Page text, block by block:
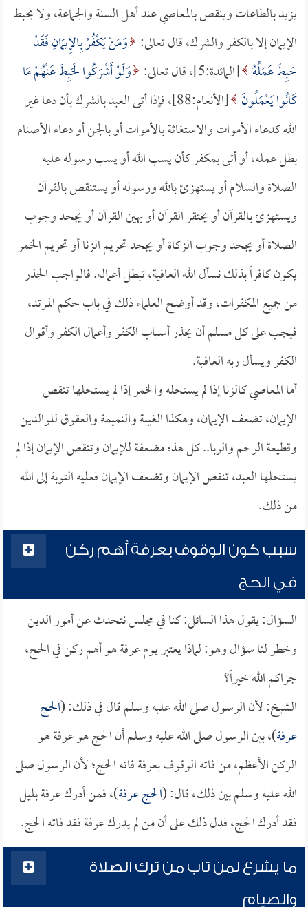
يزيد بالطاعات وينقص بالمعاصي عند أهل السنة والجماعة، ولا يحبط
الإيمان إلا بالكفر والشرك، قال تعالى: وَمَنْ يَكْفُرْ بِالإِيمَانِ فَقَدْ
حَبِطَ عَمَلُهُ [المائدة:5]، قال تعالى:
وَلَوْ أَشْرَكُوا لَحَبِطَ عَنْهُمْ مَا
كَانُوا يَعْمَلُونَ
[الأنعام:88]، فإذا أتى العبد بالشرك بأن دعا غير
الله كدعاء الأموات والاستغاثة بالأموات أو بالجن أو دعاء الأصنام
بطل عمله، أو أتى بمكفر كأن يسب الله أو يسب رسوله عليه
الصلاة والسلام أو يستهزئ بالله ورسوله أو يستنقص بالقرآن
ويستهزئ بالقرآن أو يحتقر القرآن أو يهين القرآن أو يجحد وجوب
الصلاة أو يجحد وجوب الزكاة أو يجحد تحريم الزنا أو تحريم الخمر
يكون كافراً بذلك نسأل الله العافية، تبطل أعماله. فالواجب الحذر
من جميع المكفرات، وقد أوضح العلماء ذلك في باب حكم المرتد،
فيجب على كل مسلم أن يحذر أسباب الكفر وأعمال الكفر وأقوال
الكفر ويسأل ربه العافية.
أما المعاصي كالزنا إذا لم يستحله والخمر إذا لم يستحلها تنقص
الإيمان، تضعف الإيمان، وهكذا الغيبة والنميمة والعقوق للوالدين
وقطيعة الرحم والربا.. كل هذه مضعفة للإيمان وتنقص الإيمان إذا لم
يستحلها العبد، تنقص الإيمان وتضعف الإيمان فعليه التوبة إلى الله
من ذلك.
سبب كون الوقوف بعرفة أهم ركن
في الحج
السؤال: يقول هذا السائل: كنا في مجلس نتحدث عن أمور الدين
وخطر لنا سؤال وهو: لماذا يعتبر يوم عرفة هو أهم ركن في الحج،
جزاكم الله خيراً؟
الشيخ: لأن الرسول صلى الله عليه وسلم قال في ذلك: (الحج
عرفة)، بين الرسول صلى الله عليه وسلم أن الحج هو عرفة هو
الركن الأعظم، من فاته الوقوف بعرفة فاته الحج؛ لأن الرسول صلى
الله عليه وسلم بين ذلك، قال: (الحج عرفة)، فمن أدرك عرفة بليل
فقد أدرك الحج، فدل ذلك على أن من لم يدرك عرفة فقد فاته الحج.
ما يشرع لمن تاب من ترك الصلاة
والصيام